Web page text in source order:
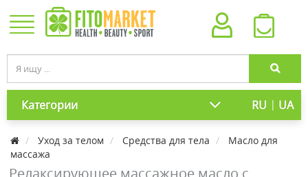
Категории RU | UA
Уход за телом Средства для тела
Масло для
массажа
Релаксирующее массажное масло с